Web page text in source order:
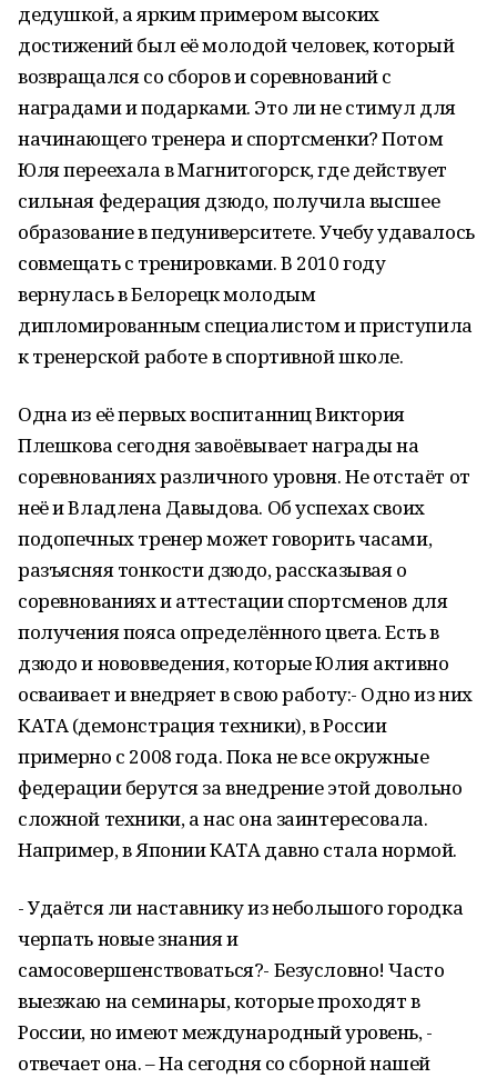
дедушкой, а ярким примером высоких
достижений был её молодой человек, который
возвращался со сборов и соревнований с
наградами и подарками. Это ли не стимул для
начинающего тренера и спортсменки? Потом
Юля переехала в Магнитогорск, где действует
сильная федерация дзюдо, получила высшее
образование в педуниверситете. Учебу удавалось
совмещать с тренировками. В 2010 году
вернулась в Белорецк молодым
дипломированным специалистом и приступила
к тренерской работе в спортивной школе.
Одна из её первых воспитанниц Виктория
Плешкова сегодня завоёвывает награды на
соревнованиях различного уровня. Не отстаёт от
неё и Владлена Давыдова. Об успехах своих
подопечных тренер может говорить часами,
разъясняя тонкости дзюдо, рассказывая о
соревнованиях и аттестации спортсменов для
получения пояса определённого цвета. Есть в
дзюдо и нововведения, которые Юлия активно
осваивает и внедряет в свою работу:- Одно из них
КАТА (демонстрация техники), в России
примерно с 2008 года. Пока не все окружные
федерации берутся за внедрение этой довольно
сложной техники, а нас она заинтересовала.
Например, в Японии КАТА давно стала нормой.
- Удаётся ли наставнику из небольшого городка
черпать новые знания и
самосовершенствоваться?- Безусловно! Часто
выезжаю на семинары, которые проходят в
России, но имеют международный уровень, -
отвечает она. – На сегодня со сборной нашей